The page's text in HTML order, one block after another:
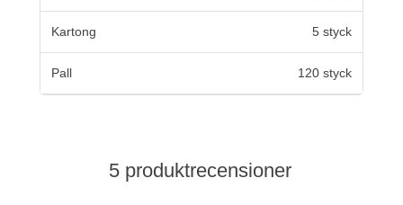
Kartong 5 styck
Pall 120 styck
5 produktrecensioner